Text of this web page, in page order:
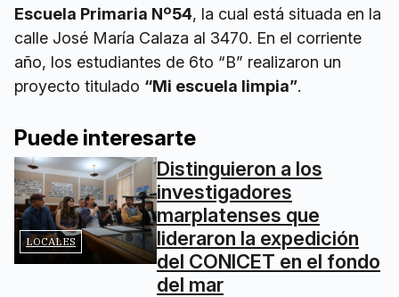
Escuela Primaria Nº54, la cual está situada en la
calle José María Calaza al 3470. En el corriente
año, los estudiantes de 6to “B” realizaron un
proyecto titulado “Mi escuela limpia”.
Puede interesarte
LOCALES
Distinguieron a los
investigadores
marplatenses que
lideraron la expedición
del CONICET en el fondo
del mar